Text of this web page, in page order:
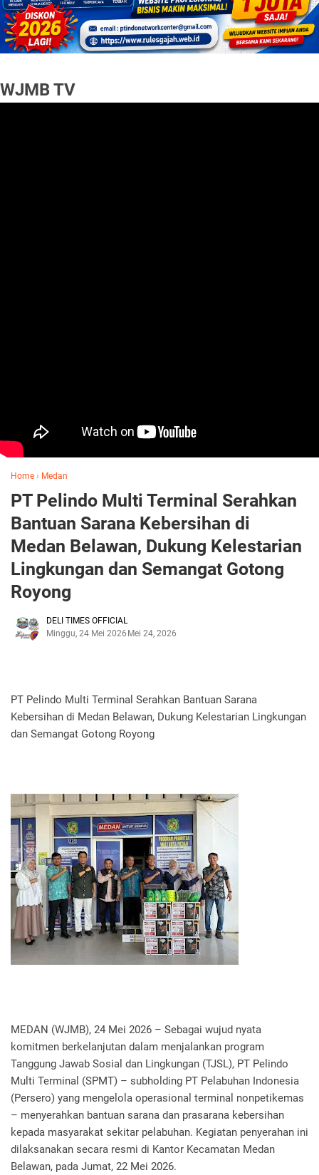
WJMB TV
Home › Medan
PT Pelindo Multi Terminal Serahkan
Bantuan Sarana Kebersihan di
Medan Belawan, Dukung Kelestarian
Lingkungan dan Semangat Gotong
Royong
DELI TIMES OFFICIAL
Minggu, 24 Mei 2026 Mei 24, 2026
PT Pelindo Multi Terminal Serahkan Bantuan Sarana
Kebersihan di Medan Belawan, Dukung Kelestarian Lingkungan
dan Semangat Gotong Royong
MEDAN (WJMB), 24 Mei 2026 – Sebagai wujud nyata
komitmen berkelanjutan dalam menjalankan program
Tanggung Jawab Sosial dan Lingkungan (TJSL), PT Pelindo
Multi Terminal (SPMT) – subholding PT Pelabuhan Indonesia
(Persero) yang mengelola operasional terminal nonpetikemas
– menyerahkan bantuan sarana dan prasarana kebersihan
kepada masyarakat sekitar pelabuhan. Kegiatan penyerahan ini
dilaksanakan secara resmi di Kantor Kecamatan Medan
Belawan, pada Jumat, 22 Mei 2026.